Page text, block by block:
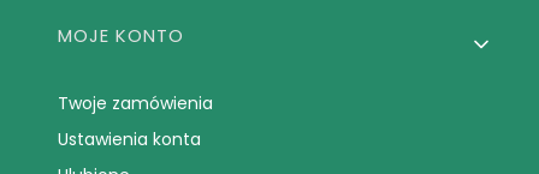
MOJE KONTO
Twoje zamówienia
Ustawienia konta